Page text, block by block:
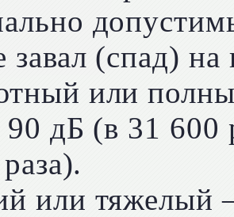
(спад) на
или
дБ (в 31 600
или тяжелый